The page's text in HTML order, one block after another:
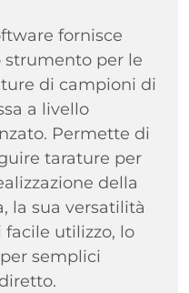
fornisce
strumento per le
di campioni di
a livello
Permette di
tarature per
della
la sua versatilità
utilizzo, lo
semplici